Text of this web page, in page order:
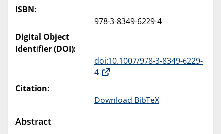
ISBN:
978-3-8349-6229-4
Digital Object
Identifier (DOI):
doi:10.1007/978-3-8349-6229-
4
Citation:
Download BibTeX
Abstract